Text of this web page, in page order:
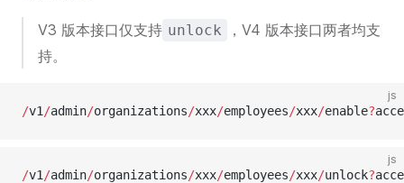
V3 版本接口仅支持 unlock
，V4 版本接口两者均支
持。
js
/v1 /admin/organizations/xxx/employees/xxx/enable?
js
/v1 /admin/organizations/xxx/employees/xxx/unlock?